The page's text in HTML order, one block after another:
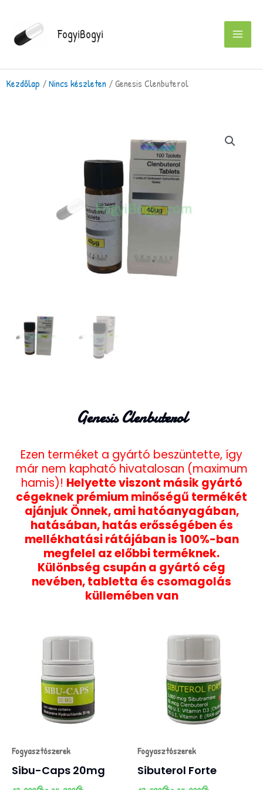
content
FogyiBogyi
Kezdőlap /Nincs készleten / Genesis Clenbuterol
Genesis Clenbuterol
Ezen terméket a gyártó beszüntette, így
már nem kapható hivatalosan (maximum
hamis)! Helyette viszont másik gyártó
cégeknek prémium minőségű termékét
ajánjuk Önnek, ami hatóanyagában,
hatásában, hatás erősségében és
mellékhatási rátájában is 100%-ban
megfelel az előbbi terméknek.
Különbség csupán a gyártó cég
nevében, tabletta és csomagolás
küllemében van
Fogyasztószerek
Sibu-Caps 20mg
12.000Ft
34.000Ft
terméknek
több
variációja
van.
a
termékoldalon
Fogyasztószerek
Sibuterol Forte
12.500Ft
34.000Ft
terméknek
több
variációja
van.
a
termékoldalon